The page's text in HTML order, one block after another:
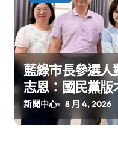
藍綠市長參選人
志恩：國民黨
實版
新聞中心 8 月 4, 2026